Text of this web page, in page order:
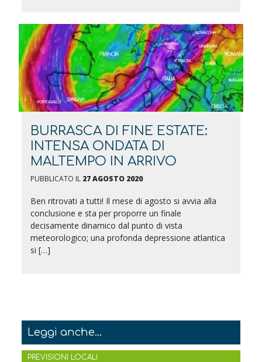
BURRASCA DI FINE ESTATE:
INTENSA ONDATA DI
MALTEMPO IN ARRIVO
PUBBLICATO IL 27 AGOSTO 2020
Ben ritrovati a tutti! Il mese di agosto si avvia alla
conclusione e sta per proporre un finale
decisamente dinamico dal punto di vista
meteorologico; una profonda depressione atlantica
si […]
Leggi anche...
PREVISIONI LOCALI